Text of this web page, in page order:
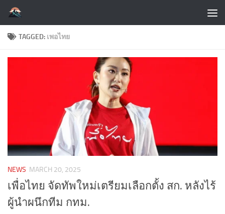
Skip to content
TAGGED: เพอไทย
NEWS MARCH 20, 2025
เพื่อไทย จัดทัพใหม่เตรียมเลือกตั้ง สก. หลังไร้
ผู้นำผนึกทีม กทม.